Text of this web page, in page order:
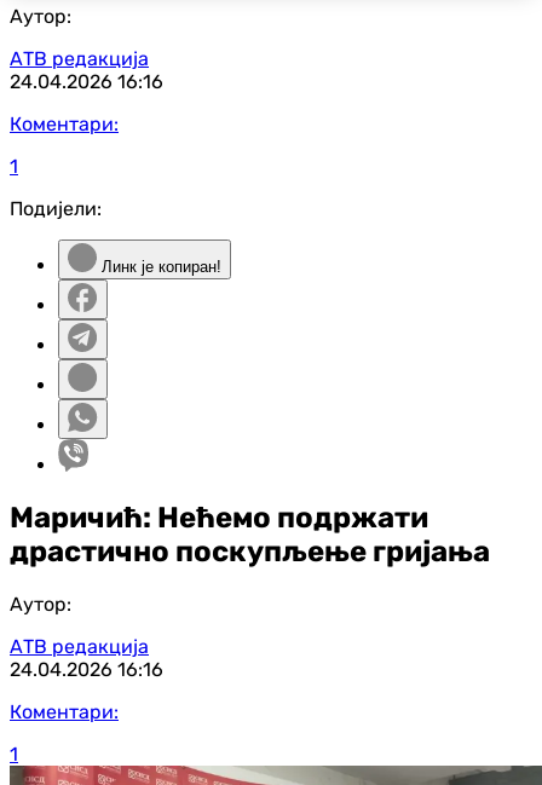
Аутор:
АТВ редакција
24.04.2026 16:16
Коментари:
1
Подијели:
Линк је копиран!
Маричић: Нећемо подржати
драстично поскупљење гријања
Аутор:
АТВ редакција
24.04.2026 16:16
Коментари:
1